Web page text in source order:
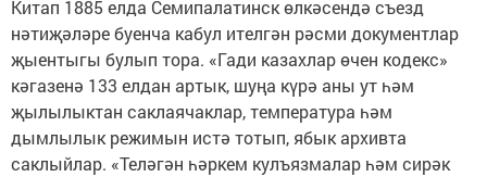
Китап 1885 елда Семипалатинск өлкәсендә съезд
нәтиҗәләре буенча кабул ителгән рәсми документлар
җыентыгы булып тора. «Гади казахлар өчен кодекс»
кәгазенә 133 елдан артык, шуңа күрә аны ут һәм
җылылыктан саклаячаклар, температура һәм
дымлылык режимын истә тотып, ябык архивта
саклыйлар. «Теләгән һәркем кулъязмалар һәм сирәк